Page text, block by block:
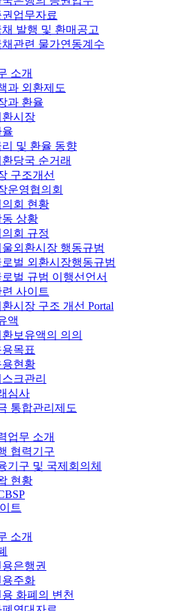
권업무자료
채 발행 및 환매공고
채관련 물가연동계수
소개
과 외환제도
과 환율
환시장
율
리 및 환율 동향
환당국 순거래
구조개선
운영협의회
의회 현황
동 상황
의회 규정
외환시장 행동규범
로벌 외환시장행동규범
로벌 규범 이행선언서
련 사이트
환시장 구조 개선 Portal
액
환보유액의 의의
용목표
용현황
스크관리
심사
통합관리제도
업무 소개
협력기구
기구 및 국제회의체
현황
트
소개
용은행권
용주화
용 화폐의 변천